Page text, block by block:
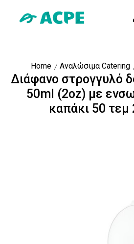
Home Αναλώσιμα Catering
Διάφανο στρογγυλό
50ml (2oz) με
καπάκι 50 τεμ